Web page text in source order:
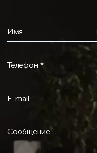
Имя
Телефон *
E-mail
Сообщение